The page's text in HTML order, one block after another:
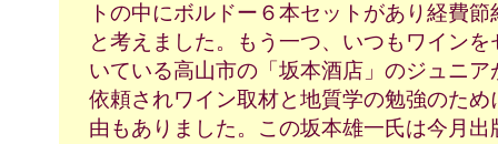
トの中にボルドー６本セットがあり経費
と考えました。もう一つ、いつもワイン
いている高山市の「坂本酒店」のジュニ
依頼されワイン取材と地質学の勉強のた
由もありました。この坂本雄一氏は今月